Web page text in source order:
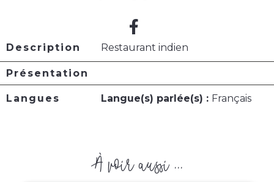
Description Restaurant indien
Présentation
Langues Langue(s) parlée(s) : Français
À voir aussi ...